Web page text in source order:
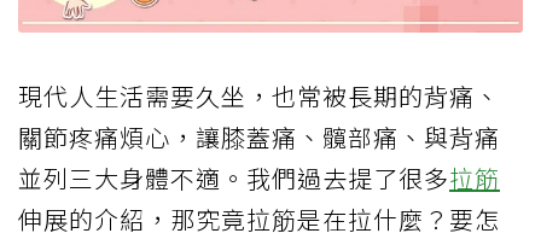
現代人生活需要久坐，也常被長期的背痛、
關節疼痛煩心，讓膝蓋痛、髖部痛、與背痛
並列三大身體不適。我們過去提了很多拉筋
伸展的介紹，那究竟拉筋是在拉什麼？要怎